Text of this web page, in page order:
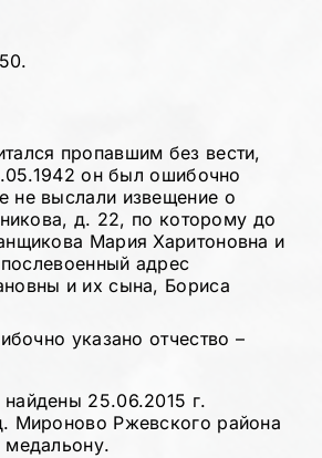
пропавшим без вести,
он был ошибочно
не выслали извещение о
д. 22, по которому до
Мария Харитоновна и
адрес
и их сына, Бориса
указано отчество –
25.06.2015 г.
Мироново Ржевского района
медальону.